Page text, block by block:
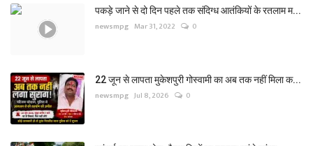
पकड़े जाने से दो दिन पहले तक संदिग्ध आतंकियों के रतलाम म...
newsmpg Mar 31, 2022 0
22 जून से लापता मुकेशपुरी गोस्वामी का अब तक नहीं मिला क...
newsmpg Jul 8, 2026 0